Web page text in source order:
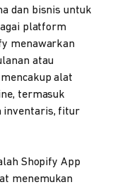
dan bisnis untuk
platform
menawarkan
atau
alat
termasuk
inventaris, fitur
Shopify App
menemukan